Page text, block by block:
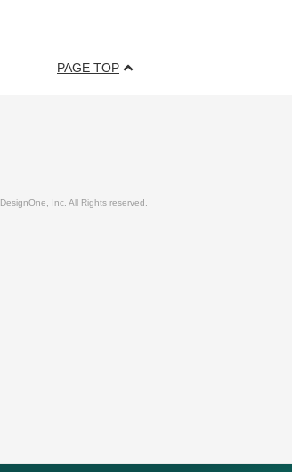
PAGE TOP
Inc. All Rights reserved.